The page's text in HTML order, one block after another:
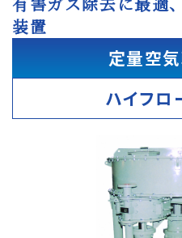
装置
定量空
ハイフ